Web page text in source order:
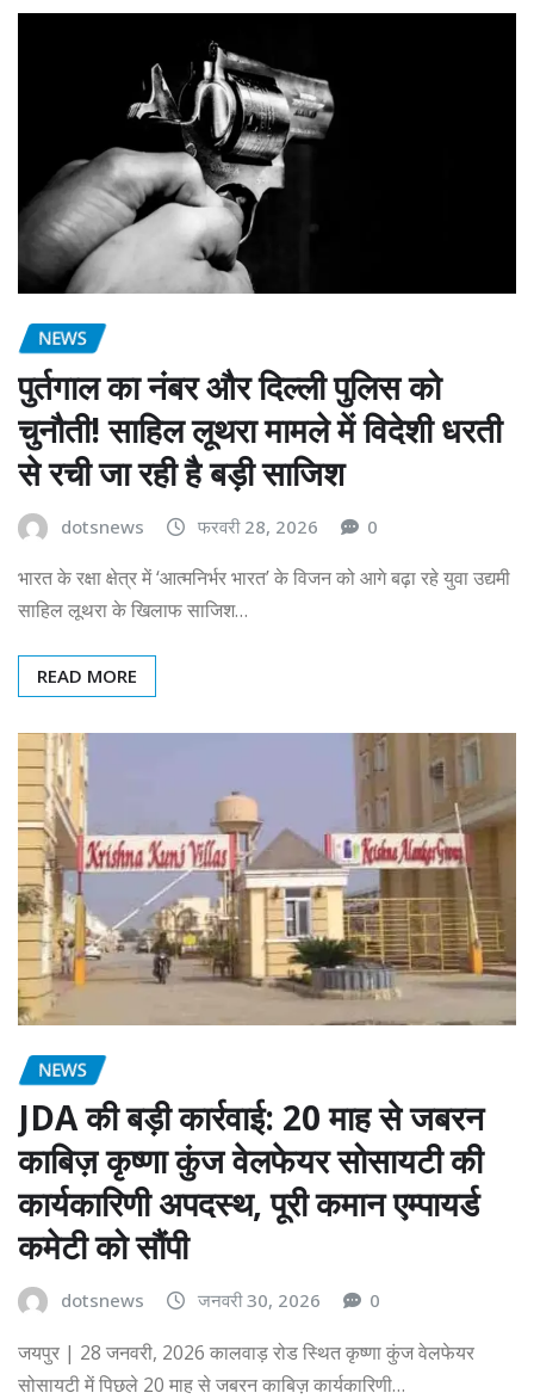
NEWS
पुर्तगाल का नंबर और दिल्ली पुलिस को
चुनौती! साहिल लूथरा मामले में विदेशी धरती
से रची जा रही है बड़ी साजिश
dotsnews फरवरी 28, 2026 0
भारत के रक्षा क्षेत्र में ‘आत्मनिर्भर भारत’ के विजन को आगे बढ़ा रहे युवा उद्यमी
साहिल लूथरा के खिलाफ साजिश…
READ MORE
NEWS
JDA की बड़ी कार्रवाई: 20 माह से जबरन
काबिज़ कृष्णा कुंज वेलफेयर सोसायटी की
कार्यकारिणी अपदस्थ, पूरी कमान एम्पायर्ड
कमेटी को सौंपी
dotsnews जनवरी 30, 2026 0
जयपुर | 28 जनवरी, 2026 कालवाड़ रोड स्थित कृष्णा कुंज वेलफेयर
सोसायटी में पिछले 20 माह से जबरन काबिज़ कार्यकारिणी…